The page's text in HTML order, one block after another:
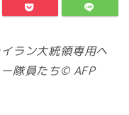
ラン大統領専用ヘ
隊員たち© AFP